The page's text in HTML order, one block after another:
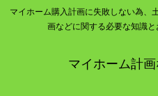
マイホーム購入計画に失敗しない為、
画などに関する必要な知識
マイホーム計